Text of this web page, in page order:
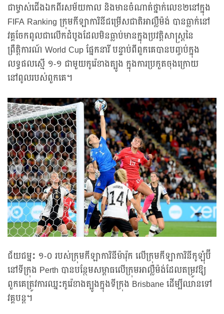
ជាម្ចាស់ជើងឯកពីរសម័យកាល និងមានចំណាត់ថ្នាក់លេខ២នៅក្នុង
FIFA Ranking ក្រុមកីឡាការិនីជម្រើសជាតិអាល្លឺម៉ង់ បានធ្លាក់នៅ
វគ្គចែកពូលជាលើកដំបូងដែលមិនធ្លាប់មានក្នុងប្រវត្តិសាស្ត្រនៃ
ព្រឹត្តិការណ៍ World Cup ផ្នែកនារី បន្ទាប់ពីពួកគេបានបញ្ចប់ក្នុង
លទ្ធផលស្មើ ១-១ ជាមួយកូរ៉េខាងត្បូង ក្នុងការប្រកួតចុងក្រោយ
នៅពូលរបស់ពួកគេ។
ជ័យជម្នះ ១-០ របស់ក្រុមកីឡាការិនីម៉ារ៉ុក លើក្រុមកីឡាការិនីកូឡុំប៊ី
នៅទីក្រុង Perth បានបន្ថែមសម្ពាធលើក្រុមអាល្លឺម៉ង់ដែលតម្រូវឱ្យ
ពួកគេត្រូវការឈ្នះកូរ៉េខាងត្បូងក្នុងទីក្រុង Brisbane ដើម្បីឈានទៅ
វគ្គបន្ត។